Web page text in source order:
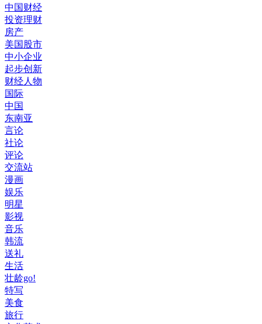
中国财经
投资理财
房产
美国股市
中小企业
起步创新
财经人物
国际
中国
东南亚
言论
社论
评论
交流站
漫画
娱乐
明星
影视
音乐
韩流
送礼
生活
壮龄go!
特写
美食
旅行